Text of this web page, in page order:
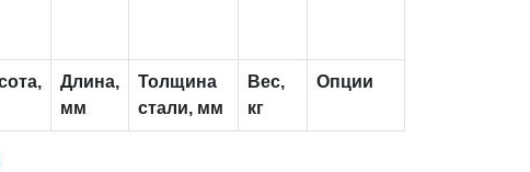
Длина,
мм
Толщина
стали, мм
Вес,
кг
Опции